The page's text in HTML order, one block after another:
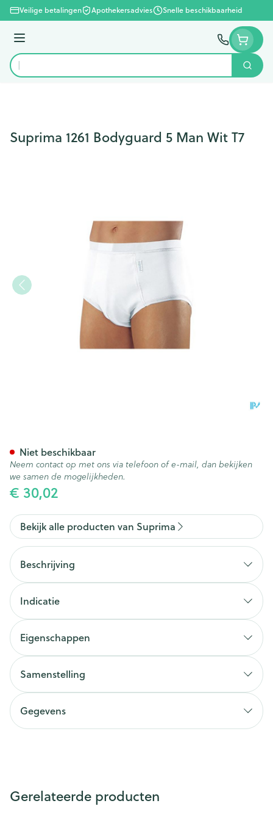
Ga naar de inhoud
Veilige betalingen Apothekersadvies Snelle beschikbaarheid
Menu
Product, merk, categorie...
Zoek
Suprima 1261 Bodyguard 5 Man Wit T7
€ 30,02
Niet beschikbaar
Neem contact op met ons via telefoon of e-mail, dan bekijken
we samen de mogelijkheden.
Bekijk alle producten van Suprima
Beschrijving
Indicatie
Eigenschappen
Samenstelling
Gegevens
Gerelateerde producten